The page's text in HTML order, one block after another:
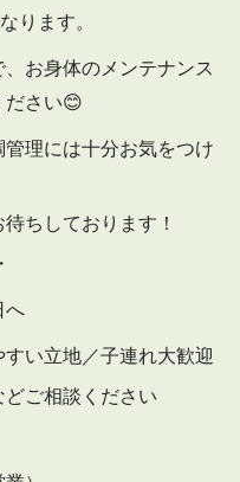
ります。
お身体のメンテナンス
ださい😊
理には十分お気をつけ
ちしております！
へ
い立地／子連れ大歓迎
ご相談ください